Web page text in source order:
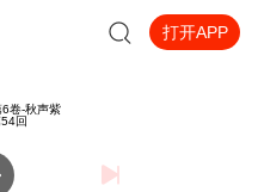
打开APP